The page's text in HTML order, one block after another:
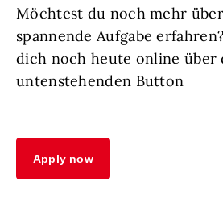
Möchtest du noch mehr
spannende Aufgabe
dich noch heute online über
untenstehenden Button
Apply now